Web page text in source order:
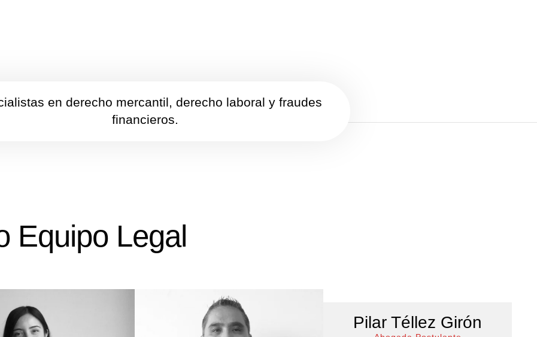
en derecho mercantil, derecho laboral y fraudes
financieros.
Equipo Legal
Pilar Téllez Girón